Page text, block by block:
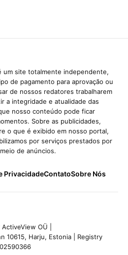
um site totalmente independente,
de pagamento para aprovação ou
de nossos redatores trabalharem
a integridade e atualidade das
nosso conteúdo pode ficar
Sobre as publicidades,
o que é exibido em nosso portal,
por serviços prestados por
de anúncios.
PrivacidadeContatoSobre Nós
OÜ |
10615, Harju, Estonia | Registry